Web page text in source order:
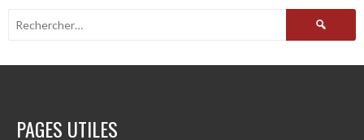
Rechercher :
PAGES UTILES